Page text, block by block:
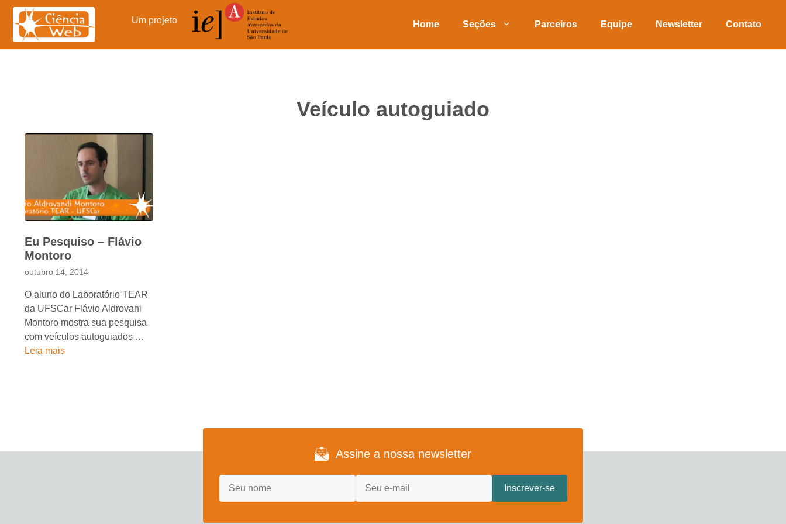
Pular
conteúdo
Um projeto Home Seções Parceiros Equipe Newsletter Contato
Veículo autoguiado
Eu Pesquiso – Flávio
Montoro
outubro 14, 2014
O aluno do Laboratório TEAR
da UFSCar Flávio Aldrovani
Montoro mostra sua pesquisa
com veículos autoguiados …
Leia mais
Assine a nossa newsletter